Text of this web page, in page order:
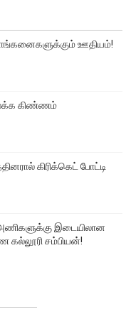
ஊதியம்!
கிண்ணம்
கிரிக்கெட் போட்டி
இடையிலான
கல்லூரி சம்பியன்!